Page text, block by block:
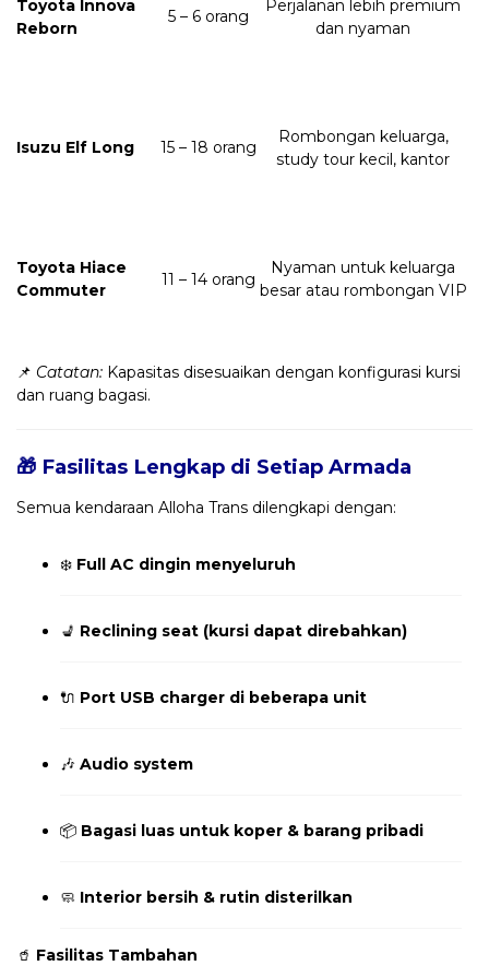
Toyota Innova
Reborn
5 – 6 orang
Perjalanan lebih premium
dan nyaman
Isuzu Elf Long 15 – 18 orang
Rombongan keluarga,
study tour kecil, kantor
Toyota Hiace
Commuter
11 – 14 orang
Nyaman untuk keluarga
besar atau rombongan VIP
📌 Catatan: Kapasitas disesuaikan dengan konfigurasi kursi
dan ruang bagasi.
🎁 Fasilitas Lengkap di Setiap Armada
Semua kendaraan Alloha Trans dilengkapi dengan:
❄️ Full AC dingin menyeluruh
💺 Reclining seat (kursi dapat direbahkan)
🔌 Port USB charger di beberapa unit
🎶 Audio system
📦 Bagasi luas untuk koper & barang pribadi
🧼 Interior bersih & rutin disterilkan
🥤 Fasilitas Tambahan